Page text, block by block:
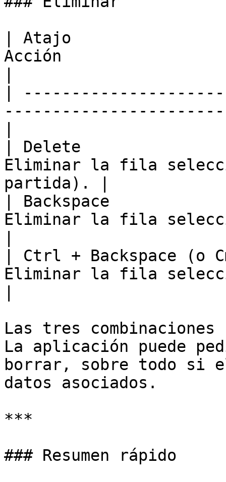
| Atajo
Acción
|
| Delete
Eliminar la fila
partida). |
| Backspace
Eliminar la fila
| Ctrl + Backspace (o
Eliminar la fila
Las tres
La aplicación puede
borrar, sobre todo si
datos asociados.
***
### Resumen rápido